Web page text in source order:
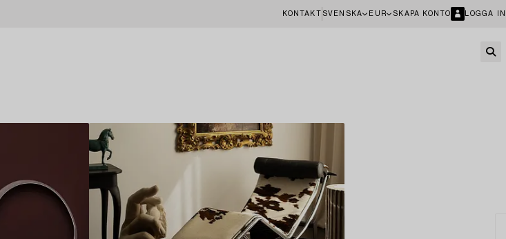
KONTAKT SVENSKA EUR SKAPA KONTO LOGGA IN